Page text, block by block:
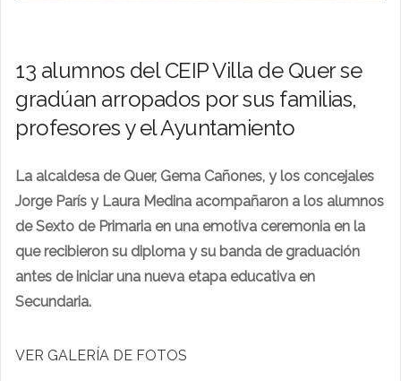
13 alumnos del CEIP Villa de Quer se
gradúan arropados por sus familias,
profesores y el Ayuntamiento
La alcaldesa de Quer, Gema Cañones, y los concejales
Jorge París y Laura Medina acompañaron a los alumnos
de Sexto de Primaria en una emotiva ceremonia en la
que recibieron su diploma y su banda de graduación
antes de iniciar una nueva etapa educativa en
Secundaria.
VER GALERÍA DE FOTOS